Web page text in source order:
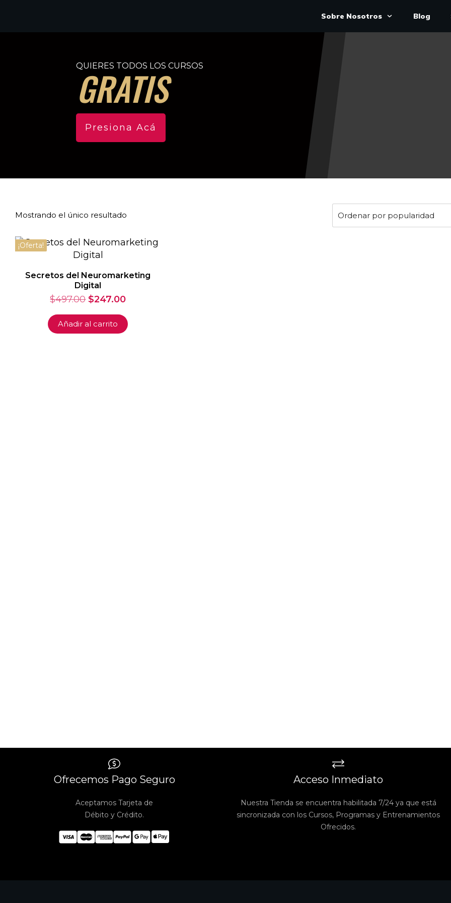
Sobre Nosotros Blog
QUIERES TODOS LOS CURSOS
GRATIS
Presiona Acá
Mostrando el único resultado
¡Oferta!
Secretos del Neuromarketing
Digital
$497.00 El
original
era:
$247.00El
actual
Añadir al carrito
Ofrecemos Pago Seguro
Aceptamos Tarjeta de
Débito y Crédito.
Acceso Inmediato
Nuestra Tienda se encuentra habilitada 7/24 ya que está
sincronizada con los Cursos, Programas y Entrenamientos
Ofrecidos.